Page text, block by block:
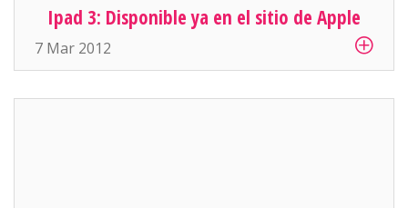
prematuramente a la fecha pronosticada (del 7
de Marzo) el nuevo dispositivo movil de tercera
Ipad 3: Disponible ya en el sitio de Apple
7 Mar 2012